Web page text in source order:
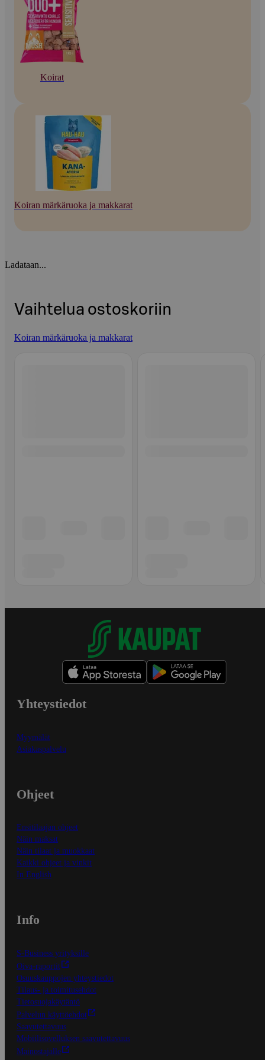
Koirat
Koiran märkäruoka ja makkarat
Ladataan...
Vaihtelua ostoskoriin
Koiran märkäruoka ja makkarat
Yhteystiedot
Myymälät
Asiakaspalvelu
Ohjeet
Ensitilaajan ohjeet
Näin maksat
Näin tilaat ja muokkaat
Kaikki ohjeet ja vinkit
In English
Info
S-Business yrityksille
Oiva-raportit
Osuuskauppojen yhteystiedot
Tilaus- ja toimitusehdot
Tietosuojakäytäntö
Palvelun käyttöehdot
Saavutettavuus
Mobiilisovelluksen saavutettavuus
Mainostajalle